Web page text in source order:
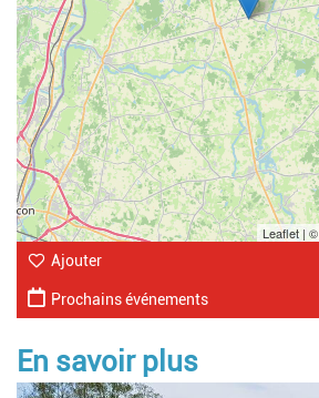
Leaflet | ©
Ajouter
Prochains événements
En savoir plus